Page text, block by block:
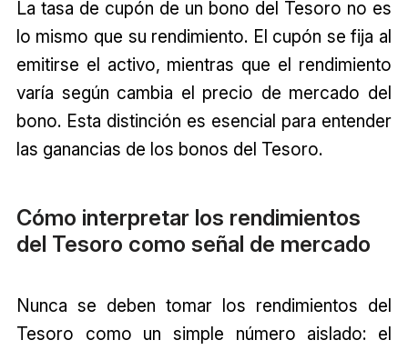
La tasa de cupón de un bono del Tesoro no es
lo mismo que su rendimiento. El cupón se fija al
emitirse el activo, mientras que el rendimiento
varía según cambia el precio de mercado del
bono. Esta distinción es esencial para entender
las ganancias de los bonos del Tesoro.
Cómo interpretar los rendimientos
del Tesoro como señal de mercado
Nunca se deben tomar los rendimientos del
Tesoro como un simple número aislado: el